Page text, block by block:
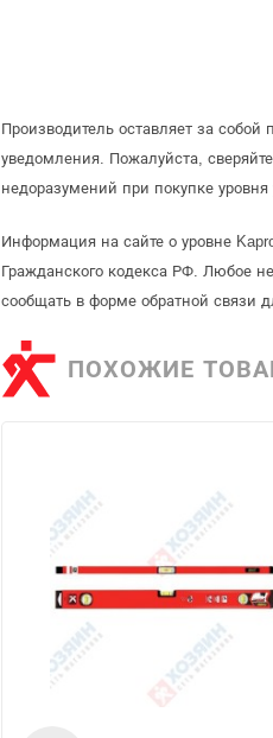
Производитель оставляет за
уведомления. Пожалуйста,
недоразумений при покупке
Информация на сайте о уровне
Гражданского кодекса РФ. Любое
сообщать в форме обратной связи
ПОХОЖИЕ